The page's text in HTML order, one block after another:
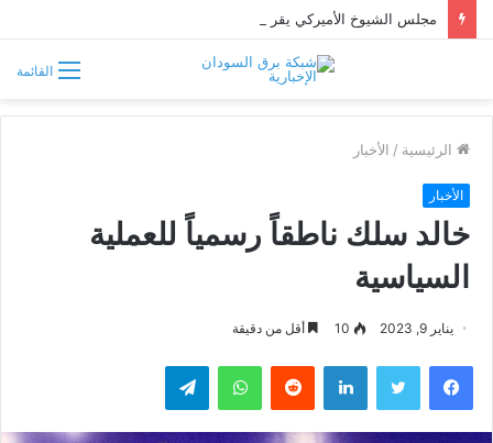
القائمة
الرئيسية / الأخبار
الأخبار
خالد سلك ناطقاً رسمياً للعملية
السياسية
يناير 9, 2023 10 أقل من دقيقة
فيسبوك تويتر لينكدإن واتساب تيلقرام